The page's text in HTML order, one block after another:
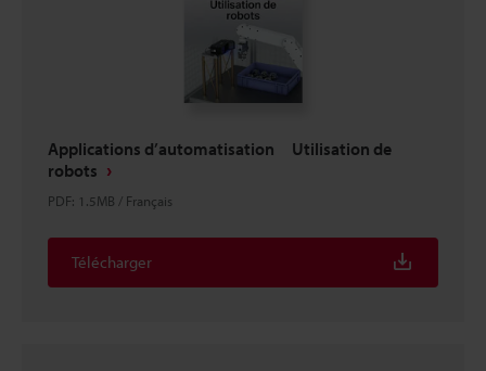
Applications d’automatisation Utilisation de
robots
PDF: 1.5MB / Français
Télécharger